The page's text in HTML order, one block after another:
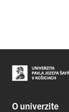
O univerzite